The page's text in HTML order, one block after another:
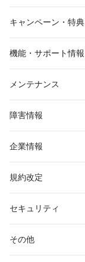
キャンペーン・特典
機能・サポート情報
メンテナンス
障害情報
企業情報
規約改定
セキュリティ
その他